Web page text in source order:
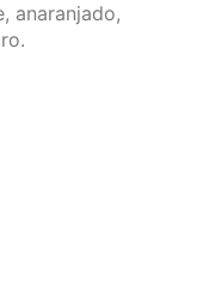
anaranjado,